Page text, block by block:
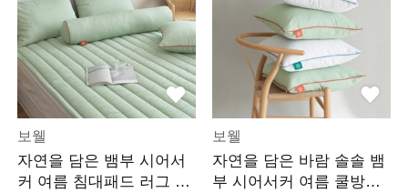
보웰
자연을 담은 뱀부 시어서
커 여름 침대패드 러그 올
보웰
자연을 담은 바람 솔솔 뱀
부 시어서커 여름 쿨방석